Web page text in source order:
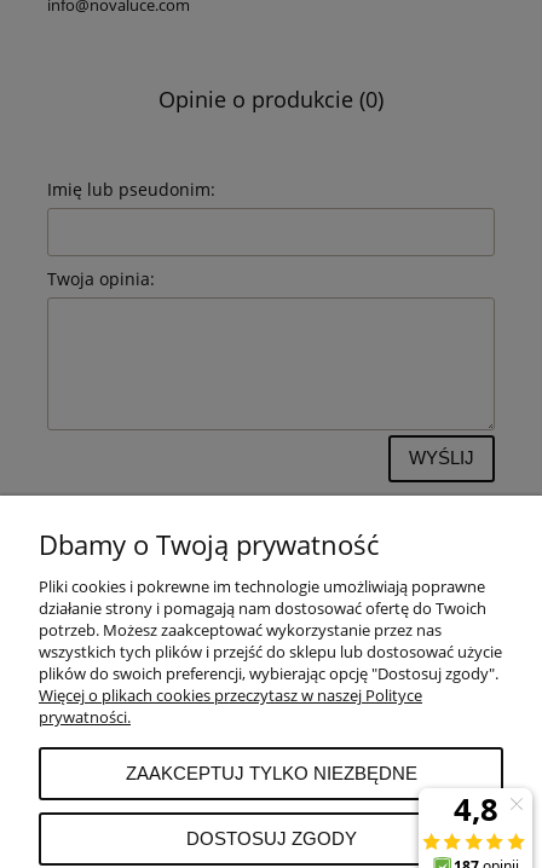
info@novaluce.com
Opinie o produkcie (0)
Imię lub pseudonim:
Twoja opinia:
WYŚLIJ
POMOC
PŁATNOŚCI I DOSTAWA
MOJE KONTO
Dbamy o Twoją prywatność
Pliki cookies i pokrewne im technologie umożliwiają poprawne
działanie strony i pomagają nam dostosować ofertę do Twoich
potrzeb. Możesz zaakceptować wykorzystanie przez nas
wszystkich tych plików i przejść do sklepu lub dostosować użycie
plików do swoich preferencji, wybierając opcję "Dostosuj zgody".
Więcej o plikach cookies przeczytasz w naszej Polityce
prywatności.
ZAAKCEPTUJ TYLKO NIEZBĘDNE
DOSTOSUJ ZGODY